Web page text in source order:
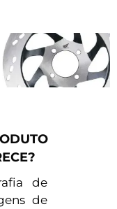
de
de